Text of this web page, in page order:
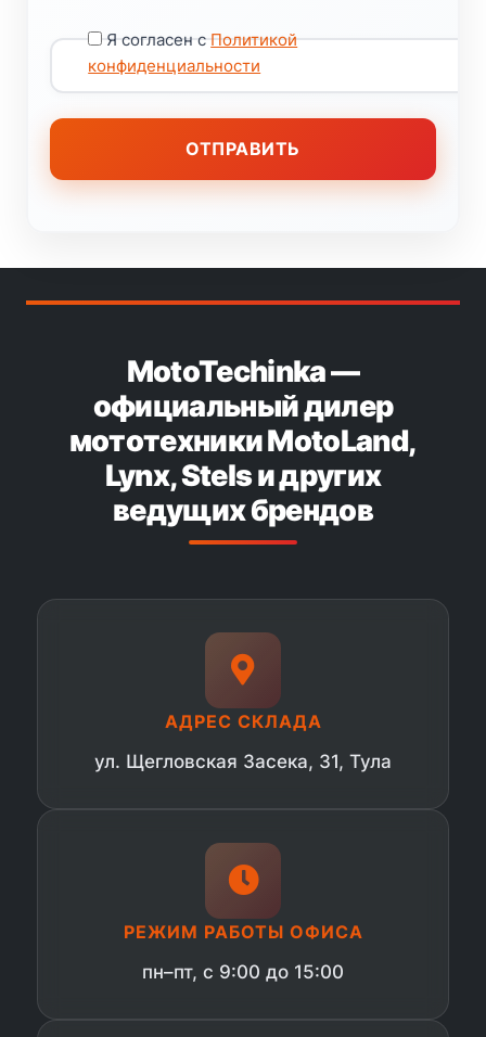
Я согласен сПолитикой
конфиденциальности
MotoTechinka —
официальный дилер
мототехники MotoLand,
Lynx, Stels и других
ведущих брендов
АДРЕС СКЛАДА
ул. Щегловская Засека, 31, Тула
РЕЖИМ РАБОТЫ ОФИСА
пн–пт, с 9:00 до 15:00